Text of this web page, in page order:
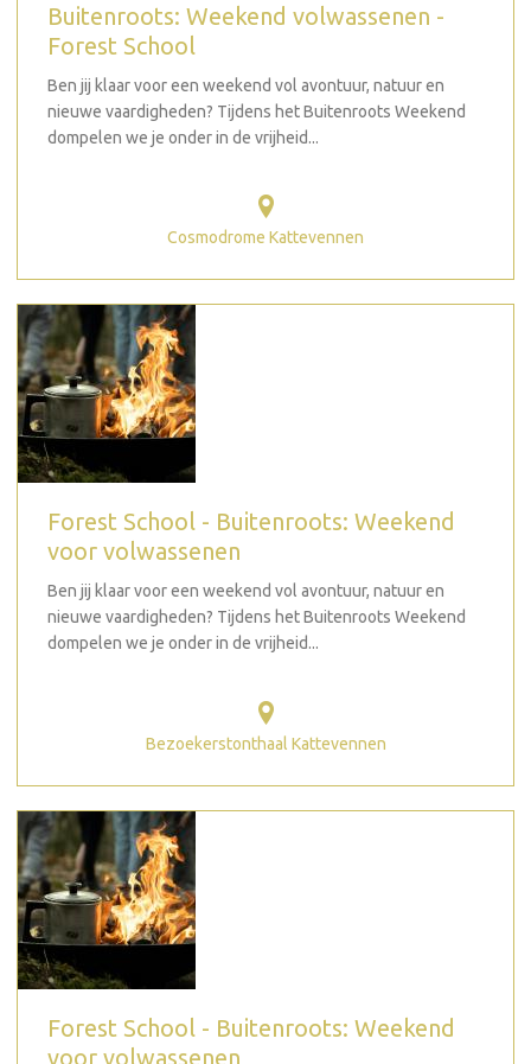
Buitenroots: Weekend volwassenen -
Forest School
Ben jij klaar voor een weekend vol avontuur, natuur en
nieuwe vaardigheden? Tijdens het Buitenroots Weekend
dompelen we je onder in de vrijheid...
Cosmodrome Kattevennen
Forest School - Buitenroots: Weekend
voor volwassenen
Ben jij klaar voor een weekend vol avontuur, natuur en
nieuwe vaardigheden? Tijdens het Buitenroots Weekend
dompelen we je onder in de vrijheid...
Bezoekerstonthaal Kattevennen
Forest School - Buitenroots: Weekend
voor volwassenen